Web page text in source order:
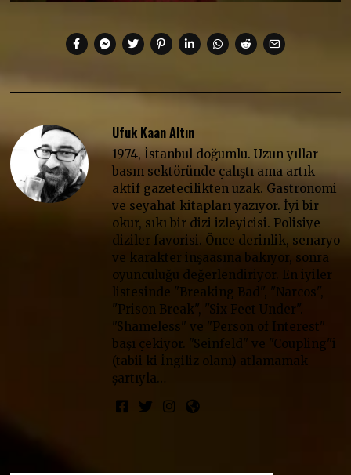
Ufuk Kaan Altın
1974, İstanbul doğumlu. Uzun yıllar
basın sektöründe çalıştı ama artık
aktif gazetecilikten uzak. Gastronomi
ve seyahat kitapları yazıyor. İyi bir
okur, sıkı bir dizi izleyicisi. Polisiye
diziler favorisi. Önce derinlik, senaryo
ve karakter inşaasına bakıyor, sonra
oyunculuğu değerlendiriyor. En iyiler
listesinde "Breaking Bad", "Narcos",
"Prison Break", "Six Feet Under".
"Shameless" ve "Person of Interest"
başı çekiyor. "Seinfeld" ve "Coupling"i
(tabii ki İngiliz olanı) atlamamak
şartıyla…